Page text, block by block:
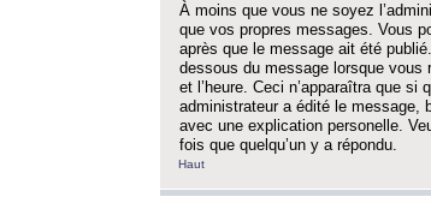
À moins que vous ne soyez
que vos propres messages. Vous
après que le message ait été
dessous du message lorsque vous
et l’heure. Ceci n’apparaîtra que si
administrateur a édité le message,
avec une explication personelle.
fois que quelqu’un y a répondu.
Haut